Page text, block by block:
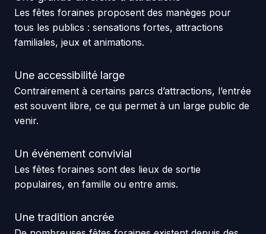
Les fêtes foraines proposent des manèges pour
tous les publics : sensations fortes, attractions
familiales, jeux et animations.
Une accessibilité large
Contrairement à certains parcs d’attractions, l’entrée
est souvent libre, ce qui permet à un large public de
venir.
Un événement convivial
Les fêtes foraines sont des lieux de sortie
populaires, en famille ou entre amis.
Une tradition ancrée